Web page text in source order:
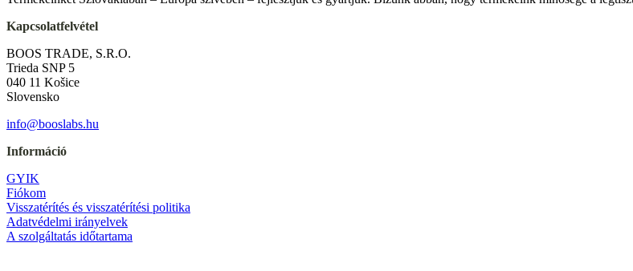
Kapcsolatfelvétel
BOOS TRADE, S.R.O.
Trieda SNP 5
040 11 Košice
Slovensko
info@booslabs.hu
Információ
GYIK
Fiókom
Visszatérítés és visszatérítési politika
Adatvédelmi irányelvek
A szolgáltatás időtartama